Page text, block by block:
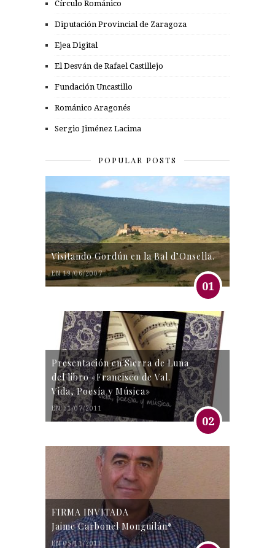
Círculo Románico
Diputación Provincial de Zaragoza
Ejea Digital
El Desván de Rafael Castillejo
Fundación Uncastillo
Románico Aragonés
Sergio Jiménez Lacima
POPULAR POSTS
Visitando Gordún en la Bal d’Onsella.
EN 19/06/2007
01
Presentación en Sierra de Luna
del libro «Francisco de Val.
Vida, Poesía y Música»
EN 31/07/2011
02
FIRMA INVITADA
Jaime Carbonel Monguilán*
EN 05/11/2016